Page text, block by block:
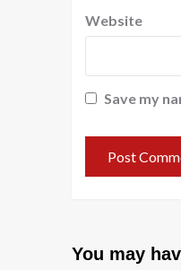
Website
Save my
You may